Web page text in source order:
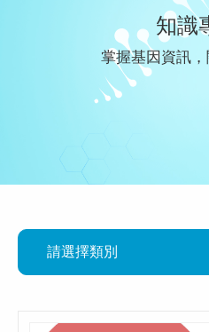
知識
掌握基因資訊